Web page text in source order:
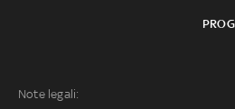
Note legali: